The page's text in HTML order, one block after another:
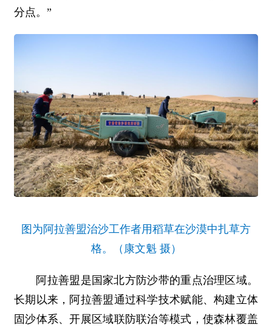
分点。”
图为阿拉善盟治沙工作者用稻草在沙漠中扎草方
格。（康文魁 摄）
阿拉善盟是国家北方防沙带的重点治理区域。
长期以来，阿拉善盟通过科学技术赋能、构建立体
固沙体系、开展区域联防联治等模式，使森林覆盖